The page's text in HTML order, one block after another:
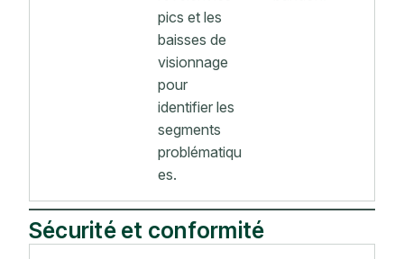
pics et les
baisses de
visionnage
pour
identifier les
segments
problématiqu
es.
Sécurité et conformité